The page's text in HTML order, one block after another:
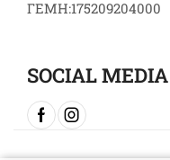
ΓΕΜΗ:175209204000
SOCIAL MEDIA